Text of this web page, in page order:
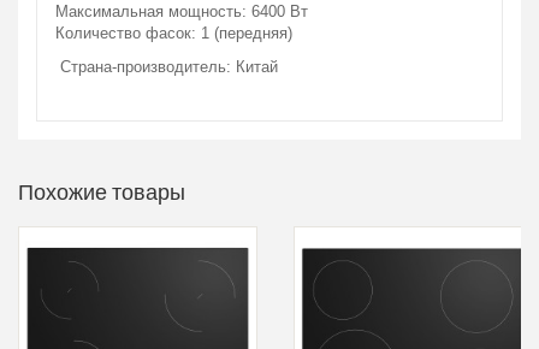
Максимальная мощность: 6400 Вт
Количество фасок: 1 (передняя)
Страна-производитель: Китай
Похожие товары